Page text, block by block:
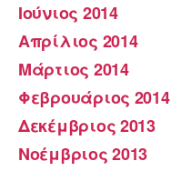
Ιούνιος 2014
Απρίλιος 2014
Μάρτιος 2014
Φεβρουάριος 2014
Δεκέμβριος 2013
Νοέμβριος 2013